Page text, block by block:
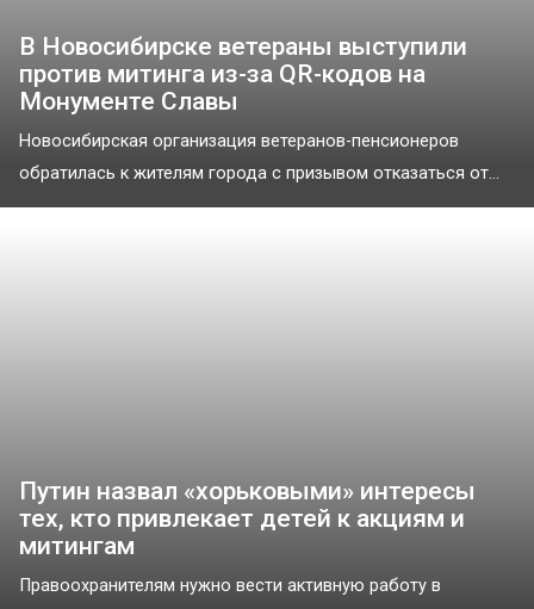
В Новосибирске ветераны выступили
против митинга из-за QR-кодов на
Монументе Славы
Новосибирская организация ветеранов-пенсионеров
обратилась к жителям города с призывом отказаться от...
Путин назвал «хорьковыми» интересы
тех, кто привлекает детей к акциям и
митингам
Правоохранителям нужно вести активную работу в